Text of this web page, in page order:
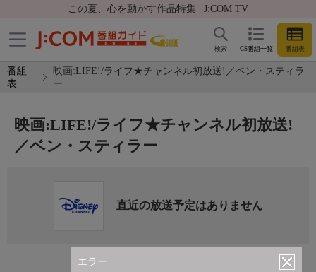
この夏、心を動かす作品特集 | J:COM TV
CS番組一覧 番組表
検索
番組
表
映画:LIFE!/ライフ★チャンネル初放送!／ベン・スティラ
ー
エラー
映画:LIFE!/ライフ★チャンネル初放送!
／ベン・スティラー
直近の放送予定はありません